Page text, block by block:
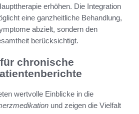
erhöhen. Die Integration
eine ganzheitliche Behandlung,
abzielt, sondern den
berücksichtigt.
chronische
wertvolle Einblicke in die
und zeigen die Vielfalt